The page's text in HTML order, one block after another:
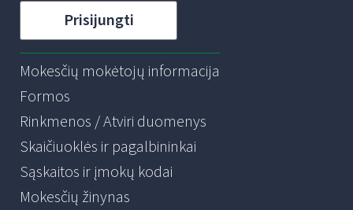
Prisijungti
Mokesčių mokėtojų informacija
Formos
Rinkmenos / Atviri duomenys
Skaičiuoklės ir pagalbininkai
Sąskaitos ir įmokų kodai
Mokesčių žinynas